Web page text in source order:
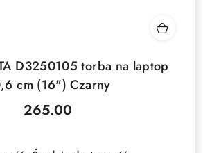
D3250105 torba na laptop
cm (16") Czarny
Cena:
265.00